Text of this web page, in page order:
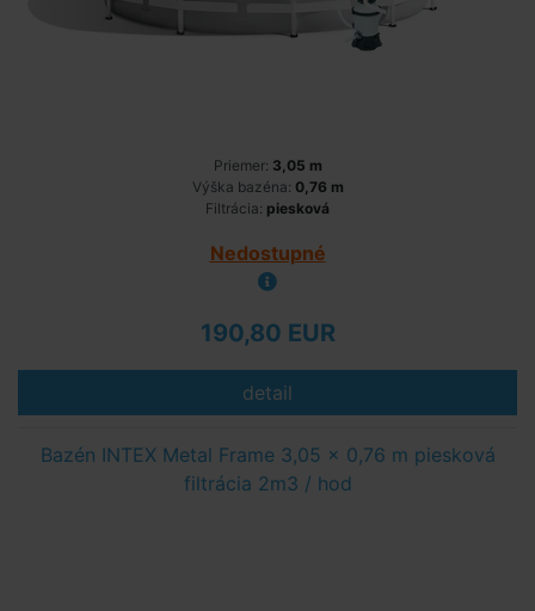
Priemer: 3,05 m
Výška bazéna: 0,76 m
Filtrácia: piesková
Nedostupné
190,80 EUR
detail
Bazén INTEX Metal Frame 3,05 x 0,76 m piesková
filtrácia 2m3 / hod